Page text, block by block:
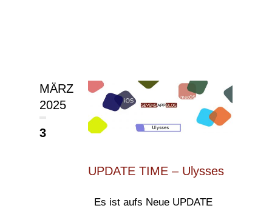
MÄRZ
2025
3
UPDATE TIME – Ulysses
Es ist aufs Neue UPDATE